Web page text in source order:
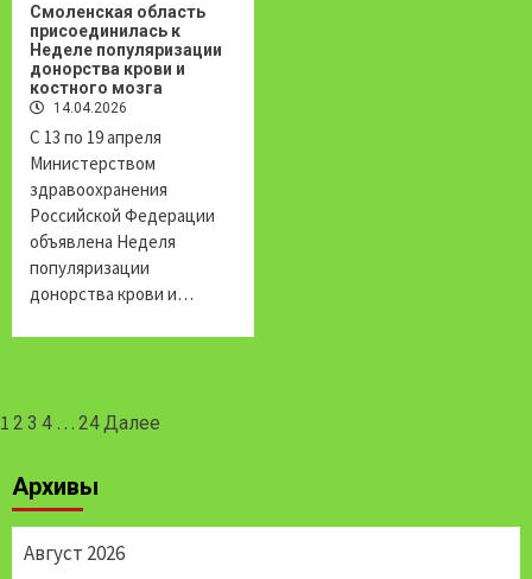
Смоленская область
присоединилась к
Неделе популяризации
донорства крови и
костного мозга
14.04.2026
С 13 по 19 апреля
Министерством
здравоохранения
Российской Федерации
объявлена Неделя
популяризации
донорства крови и…
Навигация
записям
1 2 3 4 … 24 Далее
Архивы
Август 2026